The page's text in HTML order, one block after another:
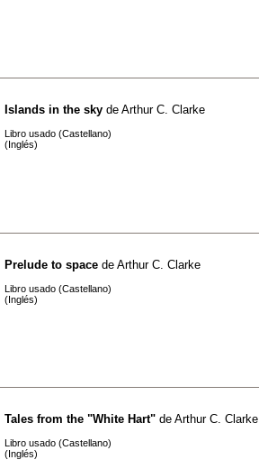
Islands in the sky de Arthur C. Clarke
Libro usado (Castellano)
(Inglés)
Prelude to space de Arthur C. Clarke
Libro usado (Castellano)
(Inglés)
Tales from the "White Hart" de Arthur C. Clarke
Libro usado (Castellano)
(Inglés)